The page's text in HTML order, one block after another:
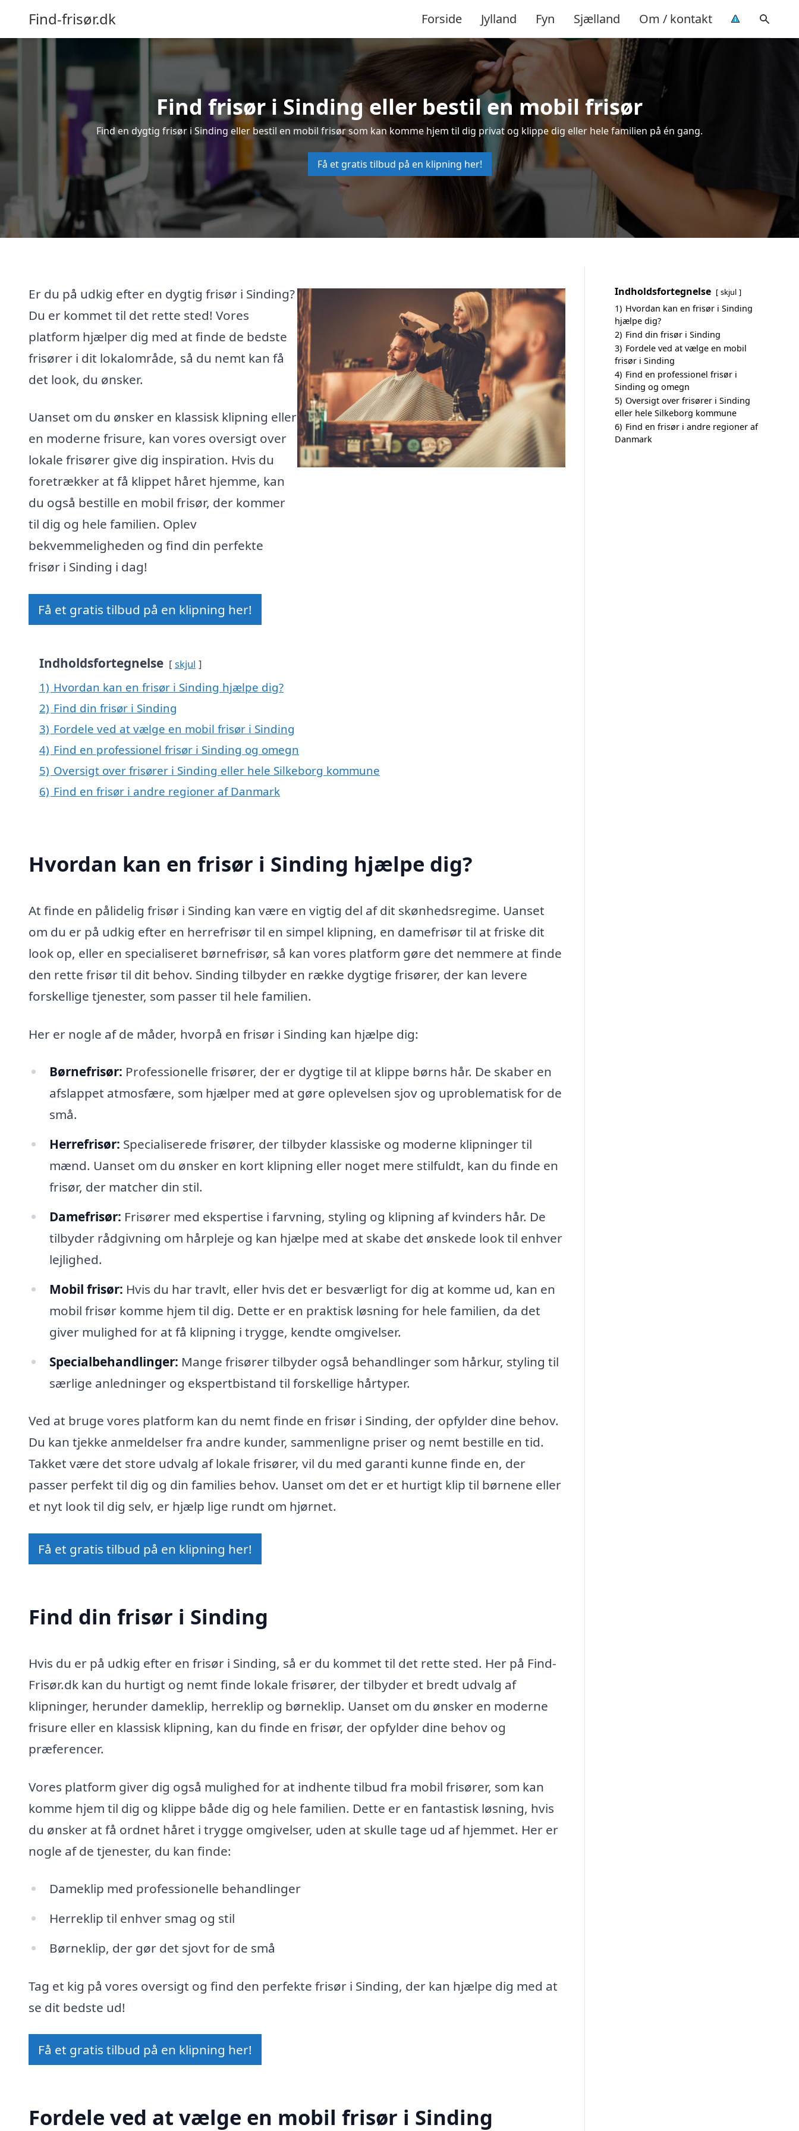
Find-frisør.dk Forside Jylland Fyn Sjælland Om / kontakt
Find frisør i Sinding eller bestil en mobil frisør
Find en dygtig frisør i Sinding eller bestil en mobil frisør som kan komme hjem til dig privat og klippe dig eller hele familien på én gang.
Få et gratis tilbud på en klipning her!
Er du på udkig efter en dygtig frisør i Sinding?
Du er kommet til det rette sted! Vores
platform hjælper dig med at finde de bedste
frisører i dit lokalområde, så du nemt kan få
det look, du ønsker.
Uanset om du ønsker en klassisk klipning eller
en moderne frisure, kan vores oversigt over
lokale frisører give dig inspiration. Hvis du
foretrækker at få klippet håret hjemme, kan
du også bestille en mobil frisør, der kommer
til dig og hele familien. Oplev
bekvemmeligheden og find din perfekte
frisør i Sinding i dag!
Få et gratis tilbud på en klipning her!
Indholdsfortegnelse skjul
1) Hvordan kan en frisør i Sinding hjælpe dig?
2) Find din frisør i Sinding
3) Fordele ved at vælge en mobil frisør i Sinding
4) Find en professionel frisør i Sinding og omegn
5) Oversigt over frisører i Sinding eller hele Silkeborg kommune
6) Find en frisør i andre regioner af Danmark
Hvordan kan en frisør i Sinding hjælpe dig?
At finde en pålidelig frisør i Sinding kan være en vigtig del af dit skønhedsregime. Uanset
om du er på udkig efter en herrefrisør til en simpel klipning, en damefrisør til at friske dit
look op, eller en specialiseret børnefrisør, så kan vores platform gøre det nemmere at finde
den rette frisør til dit behov. Sinding tilbyder en række dygtige frisører, der kan levere
forskellige tjenester, som passer til hele familien.
Her er nogle af de måder, hvorpå en frisør i Sinding kan hjælpe dig:
Børnefrisør: Professionelle frisører, der er dygtige til at klippe børns hår. De skaber en
afslappet atmosfære, som hjælper med at gøre oplevelsen sjov og uproblematisk for de
små.
Herrefrisør: Specialiserede frisører, der tilbyder klassiske og moderne klipninger til
mænd. Uanset om du ønsker en kort klipning eller noget mere stilfuldt, kan du finde en
frisør, der matcher din stil.
Damefrisør: Frisører med ekspertise i farvning, styling og klipning af kvinders hår. De
tilbyder rådgivning om hårpleje og kan hjælpe med at skabe det ønskede look til enhver
lejlighed.
Mobil frisør: Hvis du har travlt, eller hvis det er besværligt for dig at komme ud, kan en
mobil frisør komme hjem til dig. Dette er en praktisk løsning for hele familien, da det
giver mulighed for at få klipning i trygge, kendte omgivelser.
Specialbehandlinger: Mange frisører tilbyder også behandlinger som hårkur, styling til
særlige anledninger og ekspertbistand til forskellige hårtyper.
Ved at bruge vores platform kan du nemt finde en frisør i Sinding, der opfylder dine behov.
Du kan tjekke anmeldelser fra andre kunder, sammenligne priser og nemt bestille en tid.
Takket være det store udvalg af lokale frisører, vil du med garanti kunne finde en, der
passer perfekt til dig og din families behov. Uanset om det er et hurtigt klip til børnene eller
et nyt look til dig selv, er hjælp lige rundt om hjørnet.
Få et gratis tilbud på en klipning her!
Find din frisør i Sinding
Hvis du er på udkig efter en frisør i Sinding, så er du kommet til det rette sted. Her på Find-
Frisør.dk kan du hurtigt og nemt finde lokale frisører, der tilbyder et bredt udvalg af
klipninger, herunder dameklip, herreklip og børneklip. Uanset om du ønsker en moderne
frisure eller en klassisk klipning, kan du finde en frisør, der opfylder dine behov og
præferencer.
Vores platform giver dig også mulighed for at indhente tilbud fra mobil frisører, som kan
komme hjem til dig og klippe både dig og hele familien. Dette er en fantastisk løsning, hvis
du ønsker at få ordnet håret i trygge omgivelser, uden at skulle tage ud af hjemmet. Her er
nogle af de tjenester, du kan finde:
Dameklip med professionelle behandlinger
Herreklip til enhver smag og stil
Børneklip, der gør det sjovt for de små
Tag et kig på vores oversigt og find den perfekte frisør i Sinding, der kan hjælpe dig med at
se dit bedste ud!
Få et gratis tilbud på en klipning her!
Fordele ved at vælge en mobil frisør i Sinding
Indholdsfortegnelse skjul
1) Hvordan kan en frisør i Sinding
hjælpe dig?
2) Find din frisør i Sinding
3) Fordele ved at vælge en mobil
frisør i Sinding
4) Find en professionel frisør i
Sinding og omegn
5) Oversigt over frisører i Sinding
eller hele Silkeborg kommune
6) Find en frisør i andre regioner af
Danmark